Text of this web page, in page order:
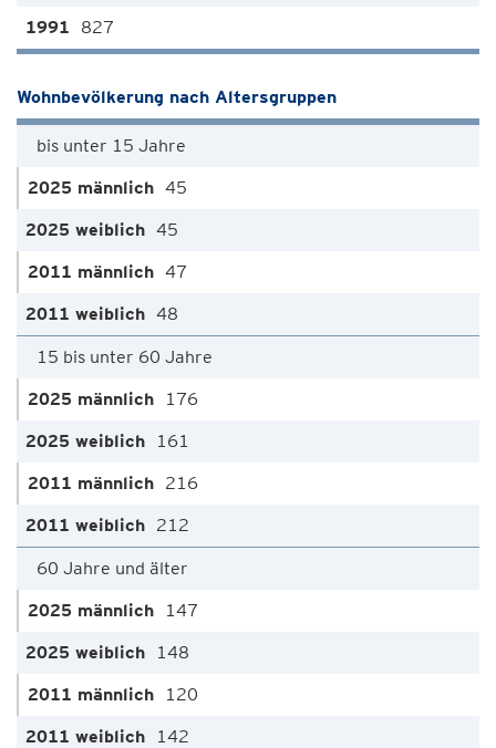
827
Wohnbevölkerung nach Altersgruppen
bis unter 15 Jahre
45
45
47
48
15 bis unter 60 Jahre
176
161
216
212
60 Jahre und älter
147
148
120
142